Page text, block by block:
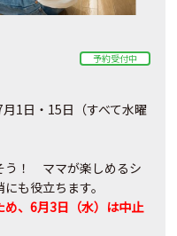
予約受付中
1日・15日（すべて水曜
う！ ママが楽しめるシ
も役立ちます。
、6月3日（水）は中止